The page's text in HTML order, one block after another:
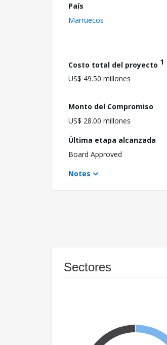
País
Marruecos
Costo total del proyecto 1
US$ 49.50 millones
Monto del Compromiso
US$ 28.00 millones
Última etapa alcanzada
Board Approved
Notes
Sectores